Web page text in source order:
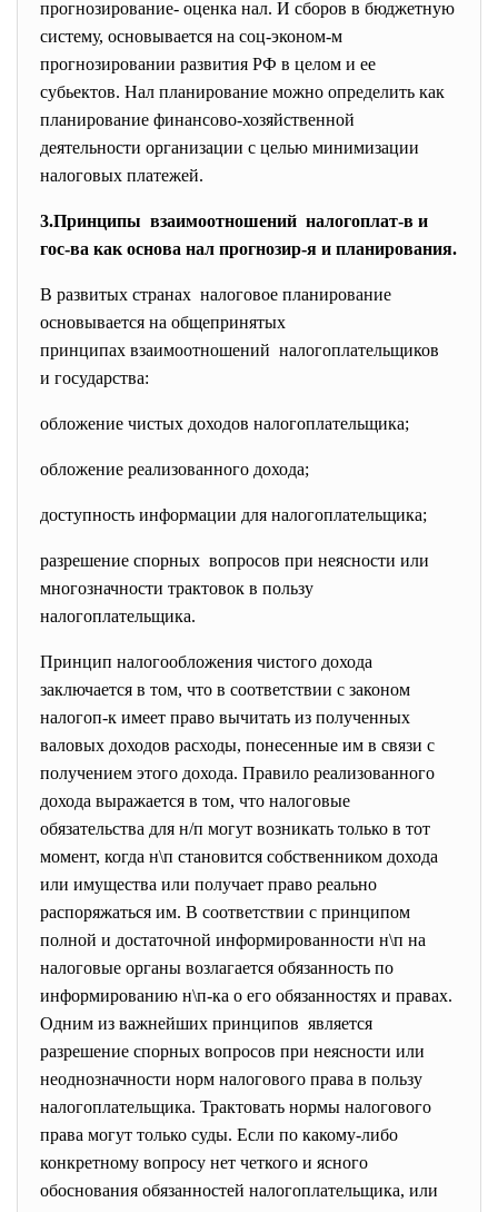
прогнозирование- оценка нал. И сборов в бюджетную
систему, основывается на соц-эконом-м
прогнозировании развития РФ в целом и ее
субьектов. Нал планирование можно определить как
планирование финансово-хозяйственной
деятельности организации с целью минимизации
налоговых платежей.
3.Принципы взаимоотношений налогоплат-в и
гос-ва как основа нал прогнозир-я и планирования.
В развитых странах налоговое планирование
основывается на общепринятых
принципах взаимоотношений налогоплательщиков
и государства:
обложение чистых доходов налогоплательщика;
обложение реализованного дохода;
доступность информации для налогоплательщика;
разрешение спорных вопросов при неясности или
многозначности трактовок в пользу
налогоплательщика.
Принцип налогообложения чистого дохода
заключается в том, что в соответствии с законом
налогоп-к имеет право вычитать из полученных
валовых доходов расходы, понесенные им в связи с
получением этого дохода. Правило реализованного
дохода выражается в том, что налоговые
обязательства для н/п могут возникать только в тот
момент, когда н\п становится собственником дохода
или имущества или получает право реально
распоряжаться им. В соответствии с принципом
полной и достаточной информированности н\п на
налоговые органы возлагается обязанность по
информированию н\п-ка о его обязанностях и правах.
Одним из важнейших принципов является
разрешение спорных вопросов при неясности или
неоднозначности норм налогового права в пользу
налогоплательщика. Трактовать нормы налогового
права могут только суды. Если по какому-либо
конкретному вопросу нет четкого и ясного
обоснования обязанностей налогоплательщика, или